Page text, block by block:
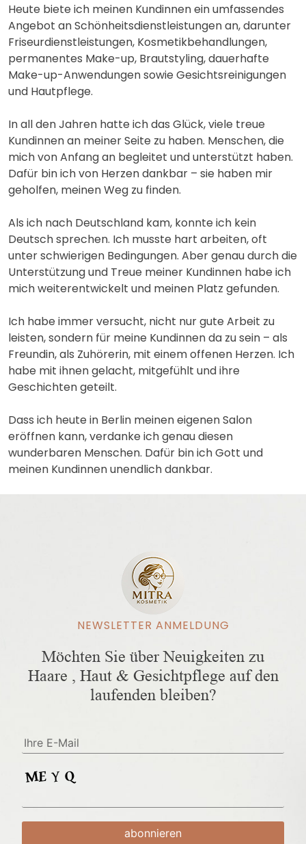
Heute biete ich meinen Kundinnen ein umfassendes
Angebot an Schönheitsdienstleistungen an, darunter
Friseurdienstleistungen, Kosmetikbehandlungen,
permanentes Make-up, Brautstyling, dauerhafte
Make-up-Anwendungen sowie Gesichtsreinigungen
und Hautpflege.
In all den Jahren hatte ich das Glück, viele treue
Kundinnen an meiner Seite zu haben. Menschen, die
mich von Anfang an begleitet und unterstützt haben.
Dafür bin ich von Herzen dankbar – sie haben mir
geholfen, meinen Weg zu finden.
Als ich nach Deutschland kam, konnte ich kein
Deutsch sprechen. Ich musste hart arbeiten, oft
unter schwierigen Bedingungen. Aber genau durch die
Unterstützung und Treue meiner Kundinnen habe ich
mich weiterentwickelt und meinen Platz gefunden.
Ich habe immer versucht, nicht nur gute Arbeit zu
leisten, sondern für meine Kundinnen da zu sein – als
Freundin, als Zuhörerin, mit einem offenen Herzen. Ich
habe mit ihnen gelacht, mitgefühlt und ihre
Geschichten geteilt.
Dass ich heute in Berlin meinen eigenen Salon
eröffnen kann, verdanke ich genau diesen
wunderbaren Menschen. Dafür bin ich Gott und
meinen Kundinnen unendlich dankbar.
NEWSLETTER ANMELDUNG
Möchten Sie über Neuigkeiten zu
Haare , Haut & Gesichtpflege auf den
laufenden bleiben?